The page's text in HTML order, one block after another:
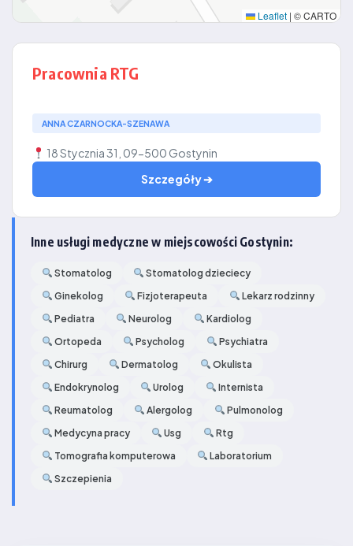
Leaflet | © CARTO
Pracownia RTG
ANNA CZARNOCKA-SZENAWA
18 Stycznia 31, 09-500 Gostynin
Szczegóły ➔
Inne usługi medyczne w miejscowości Gostynin:
Stomatolog
Stomatolog dzieciecy
Ginekolog
Fizjoterapeuta
Lekarz rodzinny
Pediatra
Neurolog
Kardiolog
Ortopeda
Psycholog
Psychiatra
Chirurg
Dermatolog
Okulista
Endokrynolog
Urolog
Internista
Reumatolog
Alergolog
Pulmonolog
Medycyna pracy
Usg
Rtg
Tomografia komputerowa
Laboratorium
Szczepienia